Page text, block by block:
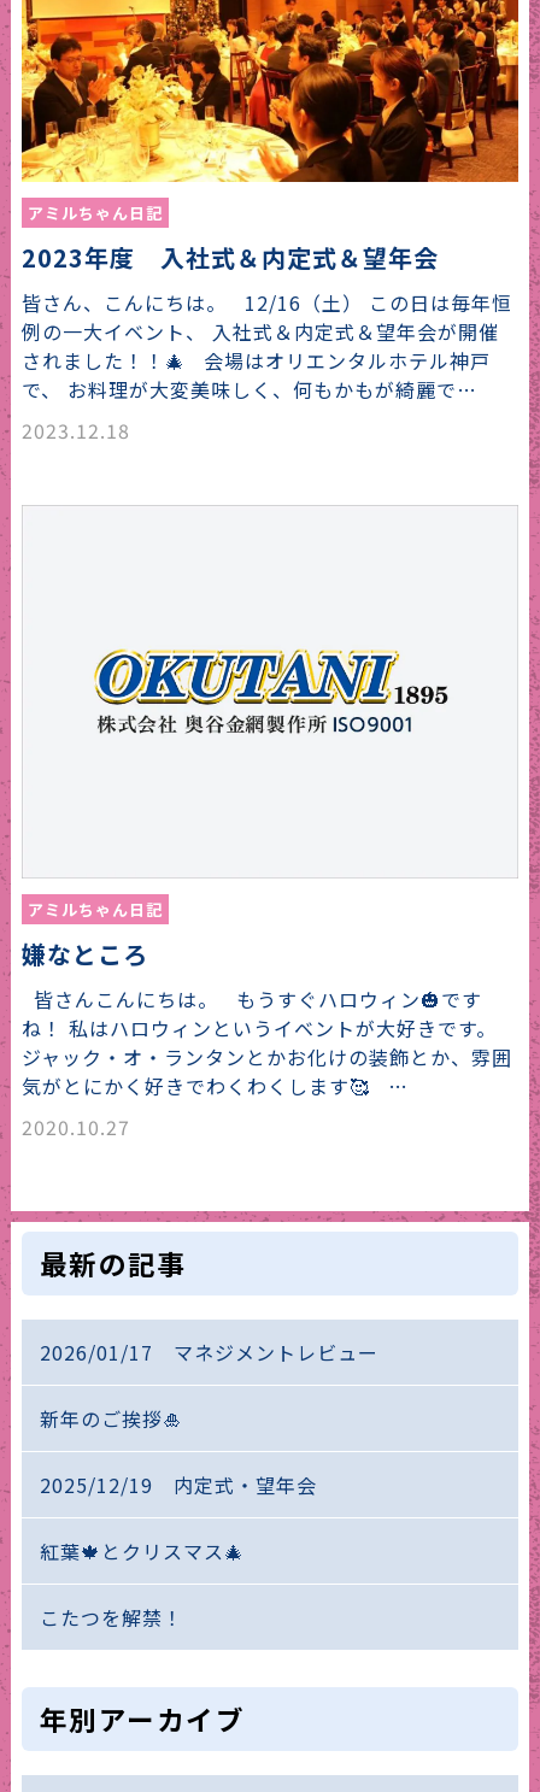
アミルちゃん日記
2023年度 入社式＆内定式＆望年会
皆さん、こんにちは。 12/16（土） この日は毎年恒
例の一大イベント、 入社式＆内定式＆望年会が開催
されました！！🎄 会場はオリエンタルホテル神戸
で、 お料理が大変美味しく、何もかもが綺麗で…
2023.12.18
アミルちゃん日記
嫌なところ
皆さんこんにちは。 もうすぐハロウィン🎃です
ね！ 私はハロウィンというイベントが大好きです。
ジャック・オ・ランタンとかお化けの装飾とか、雰囲
気がとにかく好きでわくわくします🥰 …
2020.10.27
最新の記事
2026/01/17 マネジメントレビュー
新年のご挨拶🎍
2025/12/19 内定式・望年会
紅葉🍁とクリスマス🎄
こたつを解禁！
年別アーカイブ